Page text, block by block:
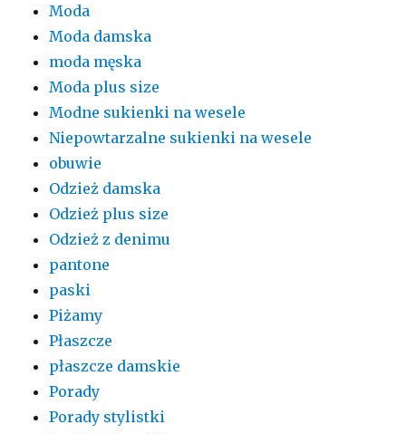
Moda
Moda damska
moda męska
Moda plus size
Modne sukienki na wesele
Niepowtarzalne sukienki na wesele
obuwie
Odzież damska
Odzież plus size
Odzież z denimu
pantone
paski
Piżamy
Płaszcze
płaszcze damskie
Porady
Porady stylistki